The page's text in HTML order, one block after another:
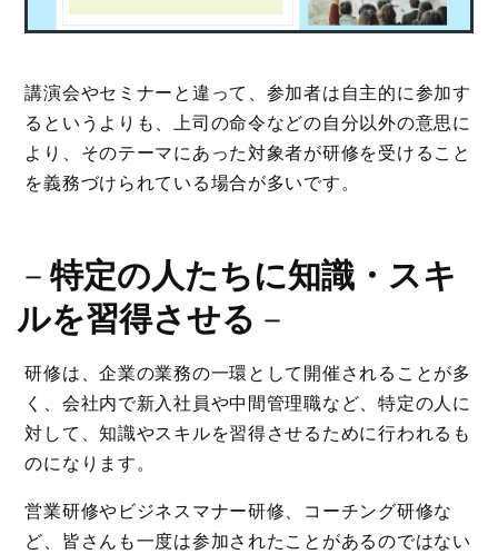
講演会やセミナーと違って、参加者は自主的に参加す
るというよりも、上司の命令などの自分以外の意思に
より、そのテーマにあった対象者が研修を受けること
を義務づけられている場合が多いです。
－ 特定の人たちに知識・スキ
ルを習得させる －
研修は、企業の業務の一環として開催されることが多
く、会社内で新入社員や中間管理職など、特定の人に
対して、知識やスキルを習得させるために行われるも
のになります。
営業研修やビジネスマナー研修、コーチング研修な
ど、皆さんも一度は参加されたことがあるのではない